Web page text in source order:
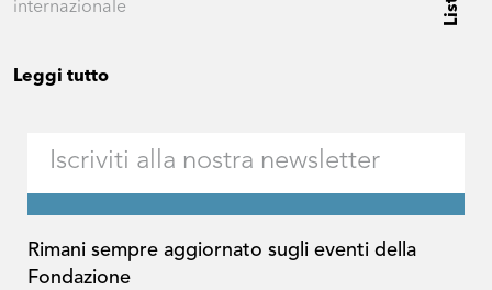
internazionale
Leggi tutto
Rimani sempre aggiornato sugli eventi della
Fondazione